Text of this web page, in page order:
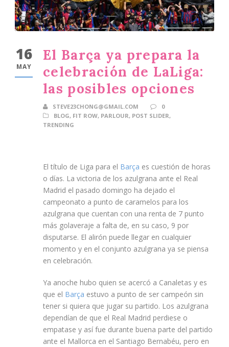
16
MAY
El Barça ya prepara la
celebración de LaLiga:
las posibles opciones
STEVE23CHONG@GMAIL.COM
0
BLOG, FIT ROW, PARLOUR, POST SLIDER,
TRENDING
El título de Liga para el Barça es cuestión de horas
o días. La victoria de los azulgrana ante el Real
Madrid el pasado domingo ha dejado el
campeonato a punto de caramelos para los
azulgrana que cuentan con una renta de 7 punto
más golaveraje a falta de, en su caso, 9 por
disputarse. El alirón puede llegar en cualquier
momento y en el conjunto azulgrana ya se piensa
en celebración.
Ya anoche hubo quien se acercó a Canaletas y es
que el Barça estuvo a punto de ser campeón sin
tener si quiera que jugar su partido. Los azulgrana
dependían de que el Real Madrid perdiese o
empatase y así fue durante buena parte del partido
ante el Mallorca en el Santiago Bernabéu, pero en